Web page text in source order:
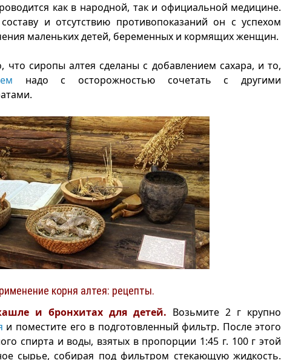
как в народной, так и официальной медицине.
и отсутствию противопоказаний он с успехом
маленьких детей, беременных и кормящих женщин.
что сиропы алтея сделаны с добавлением сахара, и то,
надо с осторожностью сочетать с другими
корня алтея: рецепты.
и бронхитах для детей. Возьмите 2 г крупно
и поместите его в подготовленный фильтр. После этого
спирта и воды, взятых в пропорции 1:45 г. 100 г этой
сырье, собирая под фильтром стекающую жидкость.